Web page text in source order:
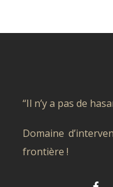
“Il n’y a pas de
Domaine
frontière !